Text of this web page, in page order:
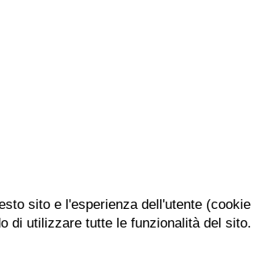
sito e l'esperienza dell'utente (cookie
di utilizzare tutte le funzionalità del sito.